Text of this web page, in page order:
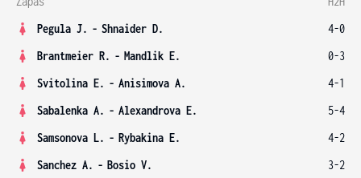
Pegula J. - Shnaider D.
4-0
Brantmeier R. - Mandlik E.
0-3
Svitolina E. - Anisimova A.
4-1
Sabalenka A. - Alexandrova E.
5-4
Samsonova L. - Rybakina E.
4-2
Sanchez A. - Bosio V. 3-2